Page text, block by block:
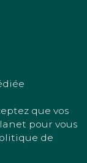
que vos
pour vous
de